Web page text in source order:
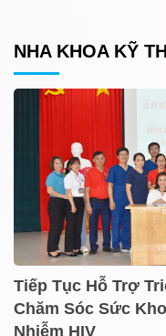
NHA KHOA KỸ
Tiếp Tục Hỗ Trợ
Chăm Sóc Sức
Nhiễm HIV